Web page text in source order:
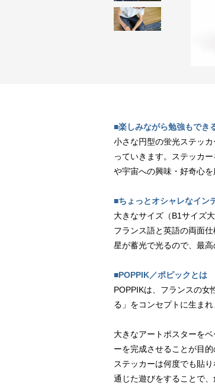
■楽しみながら勉強もでき
小さな円型の蛍光ステッ
っていきます。ステッカ
や宇宙への興味・好奇心を
■ちょっとオシャレなイン
大きなサイズ（B1サイズ
フランス語と英語の両面
星が蓄光で光るので、最高
■POPPIK／ポピックとは
POPPIKは、フランスの女
る」をコンセプトに生まれ
大きなアートポスターを
ーを完成させることが目的
ステッカーは何度でも貼
通じた遊びをすることで